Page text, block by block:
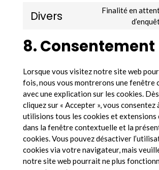
Divers
Finalité en
8. Consentement
Lorsque vous visitez notre site web
fois, nous vous montrerons une fenêtre
avec une explication sur les cookies.
cliquez sur « Accepter », vous consentez
utilisions tous les cookies et extensions
dans la fenêtre contextuelle et la
cookies. Vous pouvez désactiver
cookies via votre navigateur, mais
notre site web pourrait ne plus